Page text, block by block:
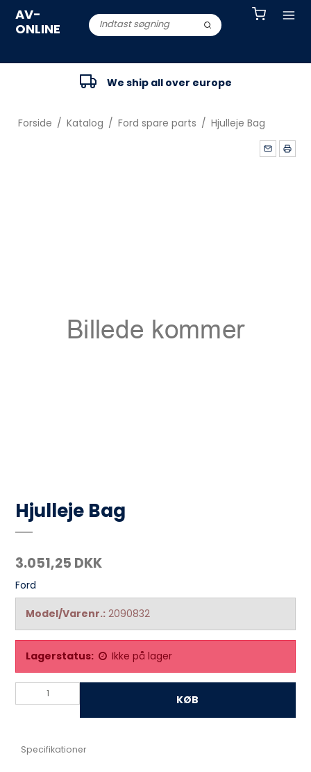
AV-
ONLINE
We ship all over europe
Forside / Katalog / Ford spare parts / Hjulleje Bag
Hjulleje Bag
3.051,25 DKK
Ford
Model/Varenr.: 2090832
Lagerstatus: Ikke på lager
KØB
Specifikationer